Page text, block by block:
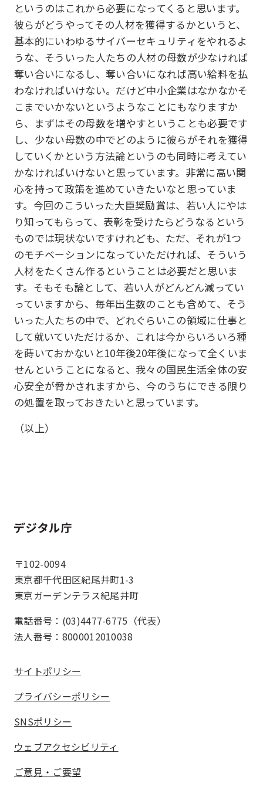
というのはこれから必要になってくると思います。
彼らがどうやってその人材を獲得するかというと、
基本的にいわゆるサイバーセキュリティをやれるよ
うな、そういった人たちの人材の母数が少なければ
奪い合いになるし、奪い合いになれば高い給料を払
わなければいけない。だけど中小企業はなかなかそ
こまでいかないというようなことにもなりますか
ら、まずはその母数を増やすということも必要です
し、少ない母数の中でどのように彼らがそれを獲得
していくかという方法論というのも同時に考えてい
かなければいけないと思っています。非常に高い関
心を持って政策を進めていきたいなと思っていま
す。今回のこういった大臣奨励賞は、若い人にやは
り知ってもらって、表彰を受けたらどうなるという
ものでは現状ないですけれども、ただ、それが1つ
のモチベーションになっていただければ、そういう
人材をたくさん作るということは必要だと思いま
す。そもそも論として、若い人がどんどん減ってい
っていますから、毎年出生数のことも含めて、そう
いった人たちの中で、どれぐらいこの領域に仕事と
して就いていただけるか、これは今からいろいろ種
を蒔いておかないと10年後20年後になって全くいま
せんということになると、我々の国民生活全体の安
心安全が脅かされますから、今のうちにできる限り
の処置を取っておきたいと思っています。
（以上）
ホーム
〒102-0094
東京都千代田区紀尾井町1-3
東京ガーデンテラス紀尾井町
電話番号：(03)4477-6775（代表）
法人番号：8000012010038
サイトポリシー
プライバシーポリシー
SNSポリシー
ウェブアクセシビリティ
ご意見・ご要望